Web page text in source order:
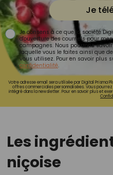
Je
Je consens à ce que la société
d'ouverture des courriels pour
campagnes. Nous pourrons
laquelle vous le faites ainsi que
vous utilisez. Pour en savoir plus
confidentialité.
Votre adresse email sera utilisée par Digital Prisma
offres commerciales personnalisées. Vous
intégré dans la newsletter. Pour en savoir plus et
Les
niçoise